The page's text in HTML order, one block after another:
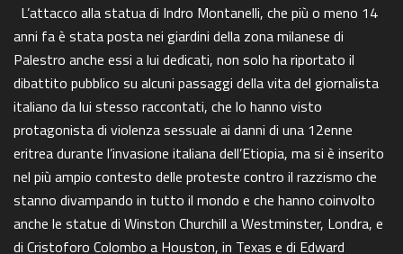
L’attacco alla statua di Indro Montanelli, che più o meno 14
anni fa è stata posta nei giardini della zona milanese di
Palestro anche essi a lui dedicati, non solo ha riportato il
dibattito pubblico su alcuni passaggi della vita del giornalista
italiano da lui stesso raccontati, che lo hanno visto
protagonista di violenza sessuale ai danni di una 12enne
eritrea durante l’invasione italiana dell’Etiopia, ma si è inserito
nel più ampio contesto delle proteste contro il razzismo che
stanno divampando in tutto il mondo e che hanno coinvolto
anche le statue di Winston Churchill a Westminster, Londra, e
di Cristoforo Colombo a Houston, in Texas e di Edward